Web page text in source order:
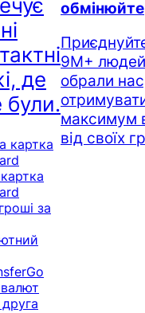
де
були.
картка
за
обмінюйте
9M+
обрали
максимум
від своїх